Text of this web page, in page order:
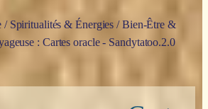
/ Spiritualités & Énergies /Bien-Être &
: Cartes oracle - Sandytatoo.2.0